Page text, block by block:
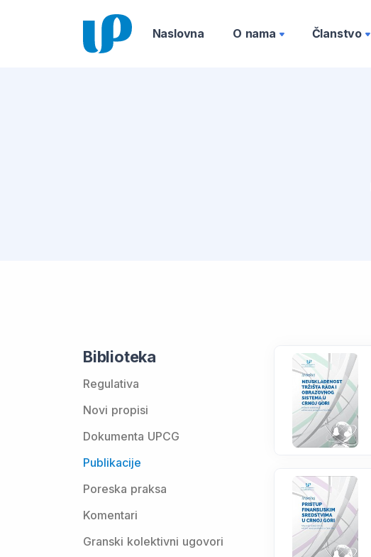
Naslovna O nama Članstvo
Biblioteka
Regulativa
Novi propisi
Dokumenta UPCG
Publikacije
Poreska praksa
Komentari
Granski kolektivni ugovori